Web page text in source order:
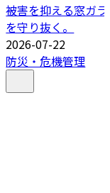
被害を抑える窓ガ
を守り抜く。
2026-07-22
防災・危機管理